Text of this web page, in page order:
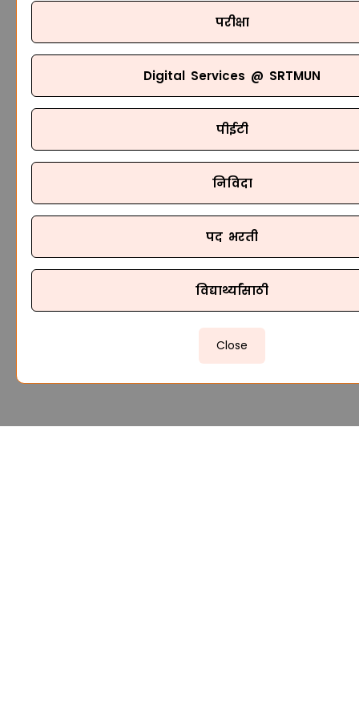
परीक्षा
Digital Services @ SRTMUN
पीईटी
निविदा
पद भरती
विद्यार्थ्यांसाठी
Close